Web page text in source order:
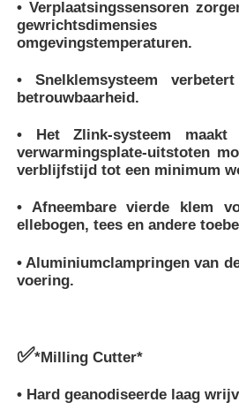
• Verplaatsingssensoren
omgevingstemperaturen.
• Snelklemsysteem
betrouwbaarheid.
• Het Zlink-systeem maakt
verwarmingsplate-uitstoten
verblijfstijd tot een minimum
• Afneembare vierde klem
ellebogen, tees en andere
• Aluminiumclampringen van
voering.
✅*Milling Cutter*
• Hard geanodiseerde laag